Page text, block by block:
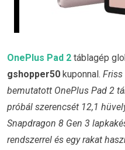
OnePlus Pad 2 táblagép
gshopper50 kuponnal. Friss
bemutatott OnePlus Pad 2
próbál szerencsét 12,1
Snapdragon 8 Gen 3
rendszerrel és egy rakat